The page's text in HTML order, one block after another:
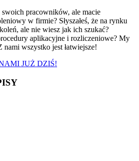
swoich pracowników, ale macie
w firmie? Słyszałeś, że na rynku
ale nie wiesz jak ich szukać?
aplikacyjne i rozliczeniowe? My
wszystko jest łatwiejsze!
JUŻ DZIŚ!